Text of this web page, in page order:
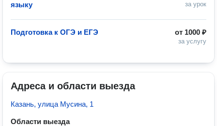
за урок
языку
от 1000 ₽
за услугу
Подготовка к ОГЭ и ЕГЭ
Адреса и области выезда
Казань, улица Мусина, 1
Области выезда